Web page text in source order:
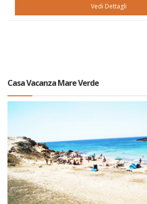
Vedi Dettagli
Casa Vacanza Mare Verde